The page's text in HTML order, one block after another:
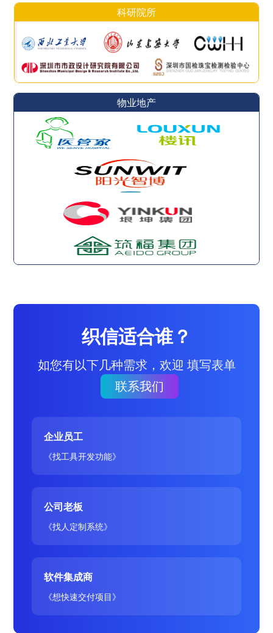
科研院所
物业地产
织信适合谁？
如您有以下几种需求，欢迎 填写表单
联系我们
企业员工
《找工具开发功能》
公司老板
《找人定制系统》
软件集成商
《想快速交付项目》